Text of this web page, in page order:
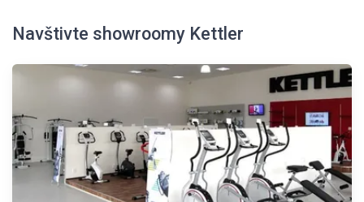
Navštivte showroomy Kettler